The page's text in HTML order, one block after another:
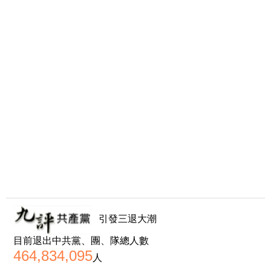
引發三退大潮
目前退出中共黨、團、隊總人數
464,834,095人